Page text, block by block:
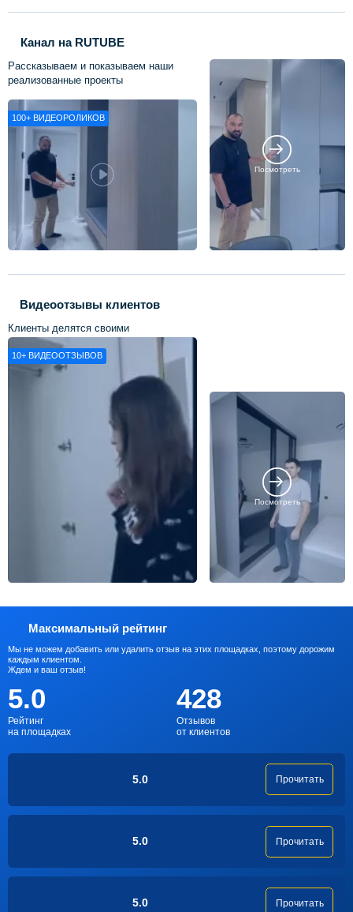
Канал на RUTUBE
Рассказываем и показываем наши
реализованные проекты
100+ ВИДЕОРОЛИКОВ
Посмотреть
Видеоотзывы клиентов
Клиенты делятся своими
впечатлениями о нашей работе
10+ ВИДЕООТЗЫВОВ
Посмотреть
Максимальный рейтинг
Мы не можем добавить или удалить отзыв на этих площадках, поэтому дорожим
каждым клиентом.
Ждем и ваш отзыв!
5.0
Рейтинг
на площадках
428
Отзывов
от клиентов
5.0 Прочитать
5.0 Прочитать
5.0 Прочитать